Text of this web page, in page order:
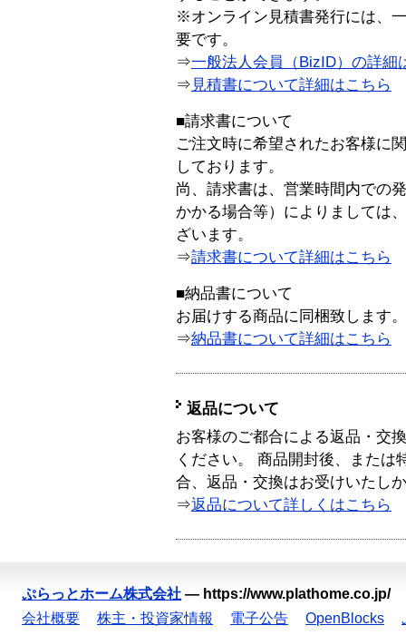
※オンライン見積書発行には、
要です。
⇒一般法人会員（BizID）の詳細
⇒ 見積書について詳細はこちら
■請求書について
ご注文時に希望されたお客様に
しております。
尚、請求書は、営業時間内での
かかる場合等）によりましては
ざいます。
⇒請求書について詳細はこちら
■納品書について
お届けする商品に同梱致します。
⇒納品書について詳細はこちら
返品について
お客様のご都合による返品・交
ください。 商品開封後、または
合、返品・交換はお受けいたし
⇒返品について詳しくはこちら
ぷらっとホーム株式会社 — https://www.plathome.co.jp/
会社概要
株主・投資家情報 電子公告 OpenBlocks